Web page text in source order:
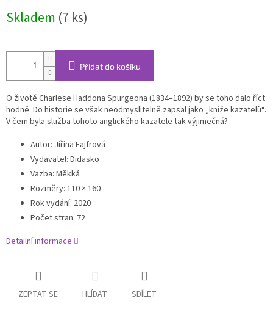
cena:
Skladem (7 ks)
Přidat do košíku
O životě Charlese Haddona Spurgeona (1834–1892) by se toho dalo říct
hodně. Do historie se však neodmyslitelně zapsal jako „kníže kazatelů“.
V čem byla služba tohoto anglického kazatele tak výjimečná?
Autor: Jiřina Fajfrová
Vydavatel: Didasko
Vazba: Měkká
Rozměry: 110 × 160
Rok vydání: 2020
Počet stran: 72
Detailní informace
ZEPTAT SE HLÍDAT SDÍLET